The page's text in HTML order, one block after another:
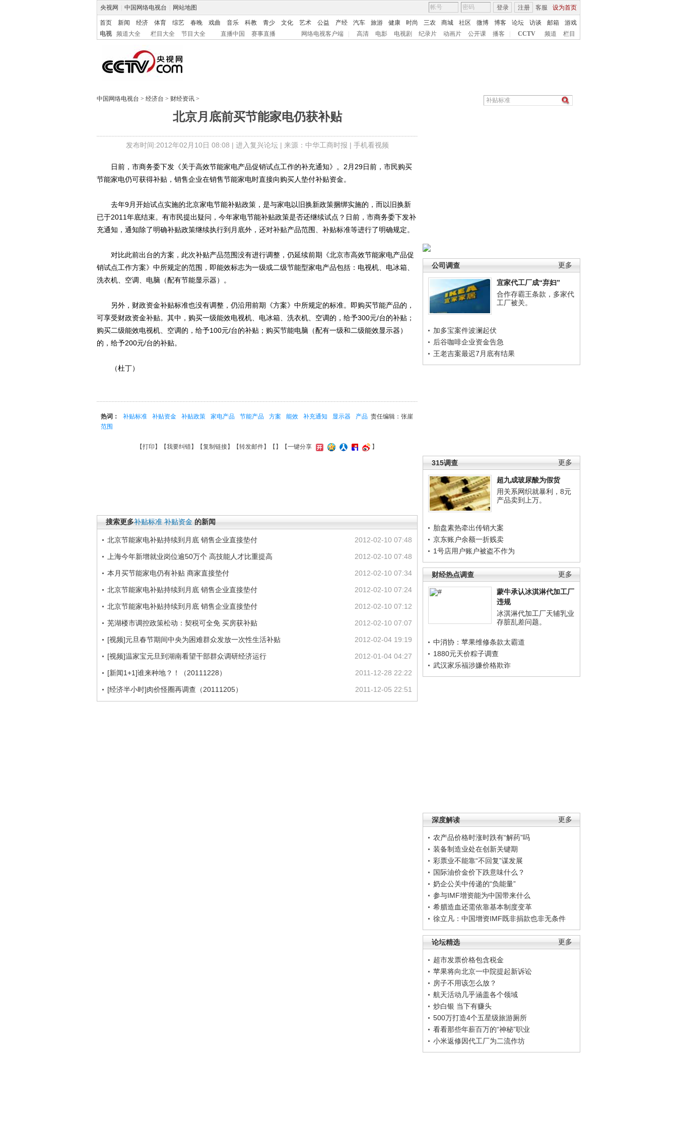
央视网 中国网络电视台 网站地图 客服 设为首页
登录 注册
首页 新闻 经济 体育 综艺 春晚 戏曲 音乐 科教 青少 文化 艺术 公益 产经 汽车 旅游 健康 时尚 三农 商城 社区 微博 博客 论坛 访谈 邮箱
游戏
电视
频道大全 栏目大全 节目大全 直播中国 赛事直播 网络电视客户端 高清 电影 电视剧 纪录片 动画片 公开课 播客 CCTV 频道 栏目
中国网络电视台 > 经济台 > 财经资讯 >
北京月底前买节能家电仍获补贴
发布时间:2012年02月10日 08:08 | 进入复兴论坛| 来源：中华工商时报 | 手机看视频
更多
公司调查
宜家代工厂成“弃妇”
合作存霸王条款，多家代
工厂被关。
加多宝案件波澜起伏
后谷咖啡企业资金告急
王老吉案最迟7月底有结果
更多
315调查
超九成玻尿酸为假货
用关系网织就暴利，8元
产品卖到上万。
胎盘素热牵出传销大案
京东账户余额一折贱卖
1号店用户账户被盗不作为
更多
财经热点调查
蒙牛承认冰淇淋代加工厂
违规
冰淇淋代加工厂天辅乳业
存脏乱差问题。
中消协：苹果维修条款太霸道
1880元天价粽子调查
武汉家乐福涉嫌价格欺诈
更多
深度解读
农产品价格时涨时跌有“解药”吗
装备制造业处在创新关键期
彩票业不能靠“不回复”谋发展
国际油价金价下跌意味什么？
奶企公关中传递的“负能量”
参与IMF增资能为中国带来什么
希腊造血还需依靠基本制度变革
徐立凡：中国增资IMF既非捐款也非无条件
更多
论坛精选
超市发票价格包含税金
苹果将向北京一中院提起新诉讼
房子不用该怎么放？
航天活动几乎涵盖各个领域
炒白银 当下有赚头
500万打造4个五星级旅游厕所
看看那些年薪百万的“神秘”职业
小米返修因代工厂为二流作坊
日前，市商务委下发《关于高效节能家电产品促销试点工作的补充通知》。2月29日前，市民购买
节能家电仍可获得补贴，销售企业在销售节能家电时直接向购买人垫付补贴资金。
去年9月开始试点实施的北京家电节能补贴政策，是与家电以旧换新政策捆绑实施的，而以旧换新
已于2011年底结束。有市民提出疑问，今年家电节能补贴政策是否还继续试点？日前，市商务委下发补
充通知，通知除了明确补贴政策继续执行到月底外，还对补贴产品范围、补贴标准等进行了明确规定。
对比此前出台的方案，此次补贴产品范围没有进行调整，仍延续前期《北京市高效节能家电产品促
销试点工作方案》中所规定的范围，即能效标志为一级或二级节能型家电产品包括：电视机、电冰箱、
洗衣机、空调、电脑（配有节能显示器）。
另外，财政资金补贴标准也没有调整，仍沿用前期《方案》中所规定的标准。即购买节能产品的，
可享受财政资金补贴。其中，购买一级能效电视机、电冰箱、洗衣机、空调的，给予300元/台的补贴；
购买二级能效电视机、空调的，给予100元/台的补贴；购买节能电脑（配有一级和二级能效显示器）
的，给予200元/台的补贴。
（杜丁）
责任编辑：张崖
热词： 补贴标准 补贴资金 补贴政策 家电产品 节能产品 方案 能效 补充通知 显示器
产品
范围
【打印 】【我要纠错】【复制链接】【转发邮件】【 】 【一键分享 】
搜索更多补贴标准 补贴资金 的新闻
2012-02-10 07:48
北京节能家电补贴持续到月底 销售企业直接垫付
2012-02-10 07:48
上海今年新增就业岗位逾50万个 高技能人才比重提高
2012-02-10 07:34
本月买节能家电仍有补贴 商家直接垫付
2012-02-10 07:24
北京节能家电补贴持续到月底 销售企业直接垫付
2012-02-10 07:12
北京节能家电补贴持续到月底 销售企业直接垫付
2012-02-10 07:07
芜湖楼市调控政策松动：契税可全免 买房获补贴
2012-02-04 19:19
[视频]元旦春节期间中央为困难群众发放一次性生活补贴
2012-01-04 04:27
[视频]温家宝元旦到湖南看望干部群众调研经济运行
2011-12-28 22:22
[新闻1+1]谁来种地？！（20111228）
2011-12-05 22:51
[经济半小时]肉价怪圈再调查（20111205）